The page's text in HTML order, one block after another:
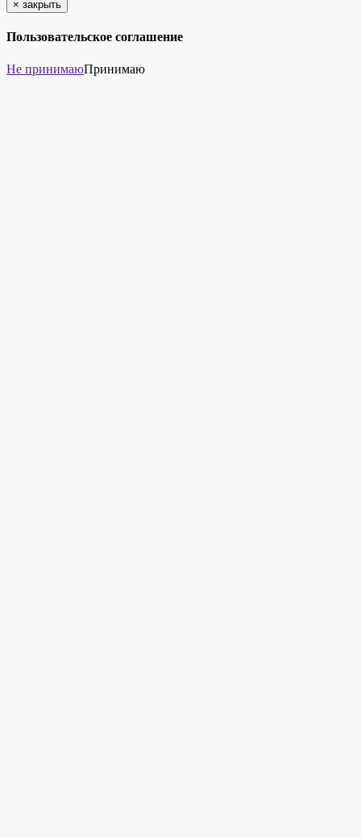
× закрыть
Пользовательское соглашение
Не принимаюПринимаю